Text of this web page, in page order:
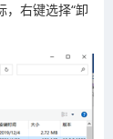
，右键选择“卸